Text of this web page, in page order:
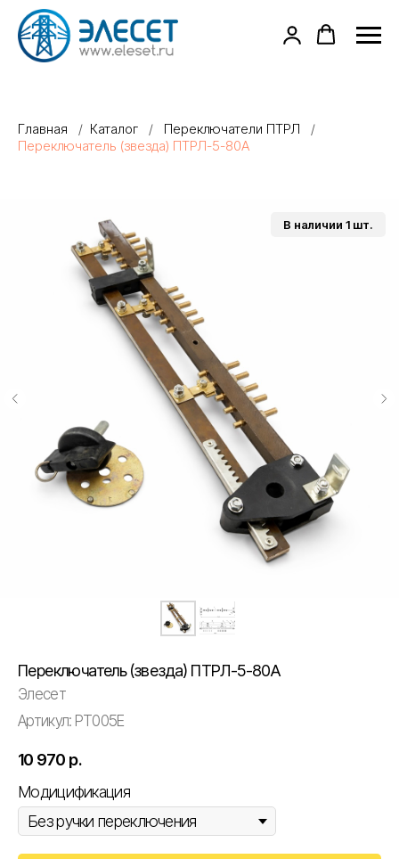
Главная / Каталог / Переключатели ПТРЛ
/
Переключатель (звезда) ПТРЛ-5-80А
Переключатель (звезда) ПТРЛ-5-80А
Элесет
Артикул: PT005E
10 970 р.
Модицификация